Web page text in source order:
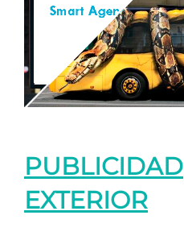
PUBLICIDAD
EXTERIOR